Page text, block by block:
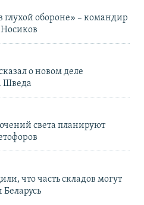
обороне» – командир
о новом деле
Шведа
света планируют
что часть складов могут
Беларусь